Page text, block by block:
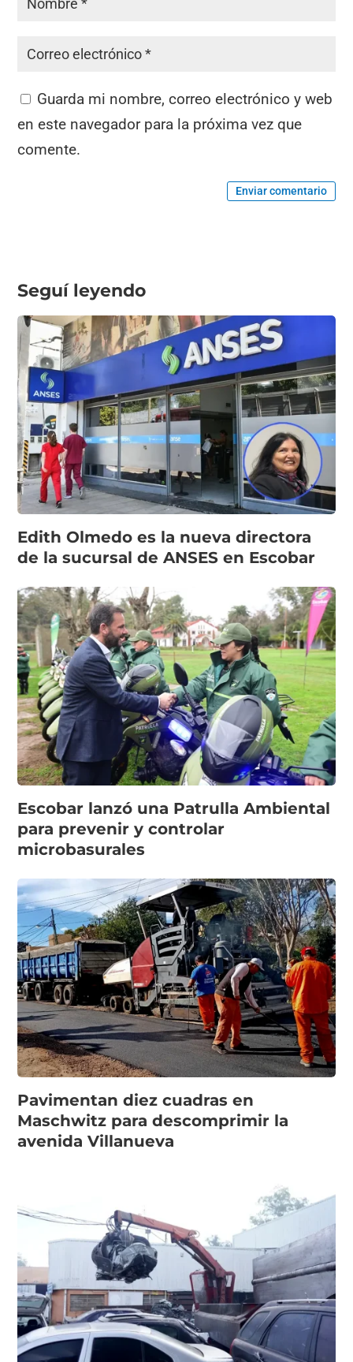
Guarda mi nombre, correo electrónico y web
en este navegador para la próxima vez que
comente.
Enviar comentario
Seguí leyendo
Edith Olmedo es la nueva directora
de la sucursal de ANSES en Escobar
Escobar lanzó una Patrulla Ambiental
para prevenir y controlar
microbasurales
Pavimentan diez cuadras en
Maschwitz para descomprimir la
avenida Villanueva